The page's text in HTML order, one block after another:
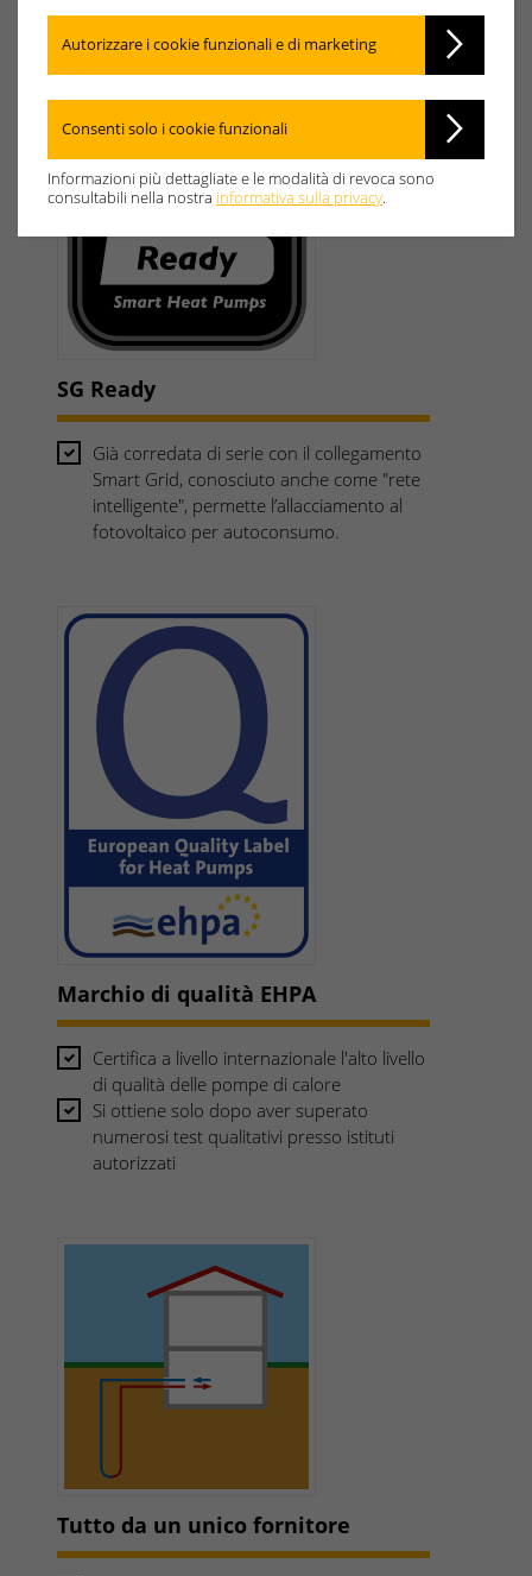
SG Ready
Già corredata di serie con il collegamento
Smart Grid, conosciuto anche come "rete
intelligente", permette l’allacciamento al
fotovoltaico per autoconsumo.
Marchio di qualità EHPA
Certifica a livello internazionale l'alto livello
di qualità delle pompe di calore
Si ottiene solo dopo aver superato
numerosi test qualitativi presso istituti
autorizzati
Tutto da un unico fornitore
Autorizzare i cookie funzionali e di marketing
Consenti solo i cookie funzionali
Informazioni più dettagliate e le modalità di revoca sono
consultabili nella nostra informativa sulla privacy.